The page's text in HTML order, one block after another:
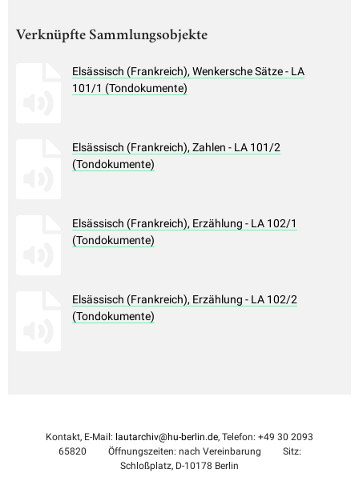
Verknüpfte Sammlungsobjekte
Elsässisch (Frankreich), Wenkersche Sätze - LA
101/1 (Tondokumente)
Elsässisch (Frankreich), Zahlen - LA 101/2
(Tondokumente)
Elsässisch (Frankreich), Erzählung - LA 102/1
(Tondokumente)
Elsässisch (Frankreich), Erzählung - LA 102/2
(Tondokumente)
Kontakt, E-Mail: lautarchiv@hu-berlin.de, Telefon: +49 30 2093
65820
Öffnungszeiten: nach Vereinbarung
Sitz:
Schloßplatz, D-10178 Berlin